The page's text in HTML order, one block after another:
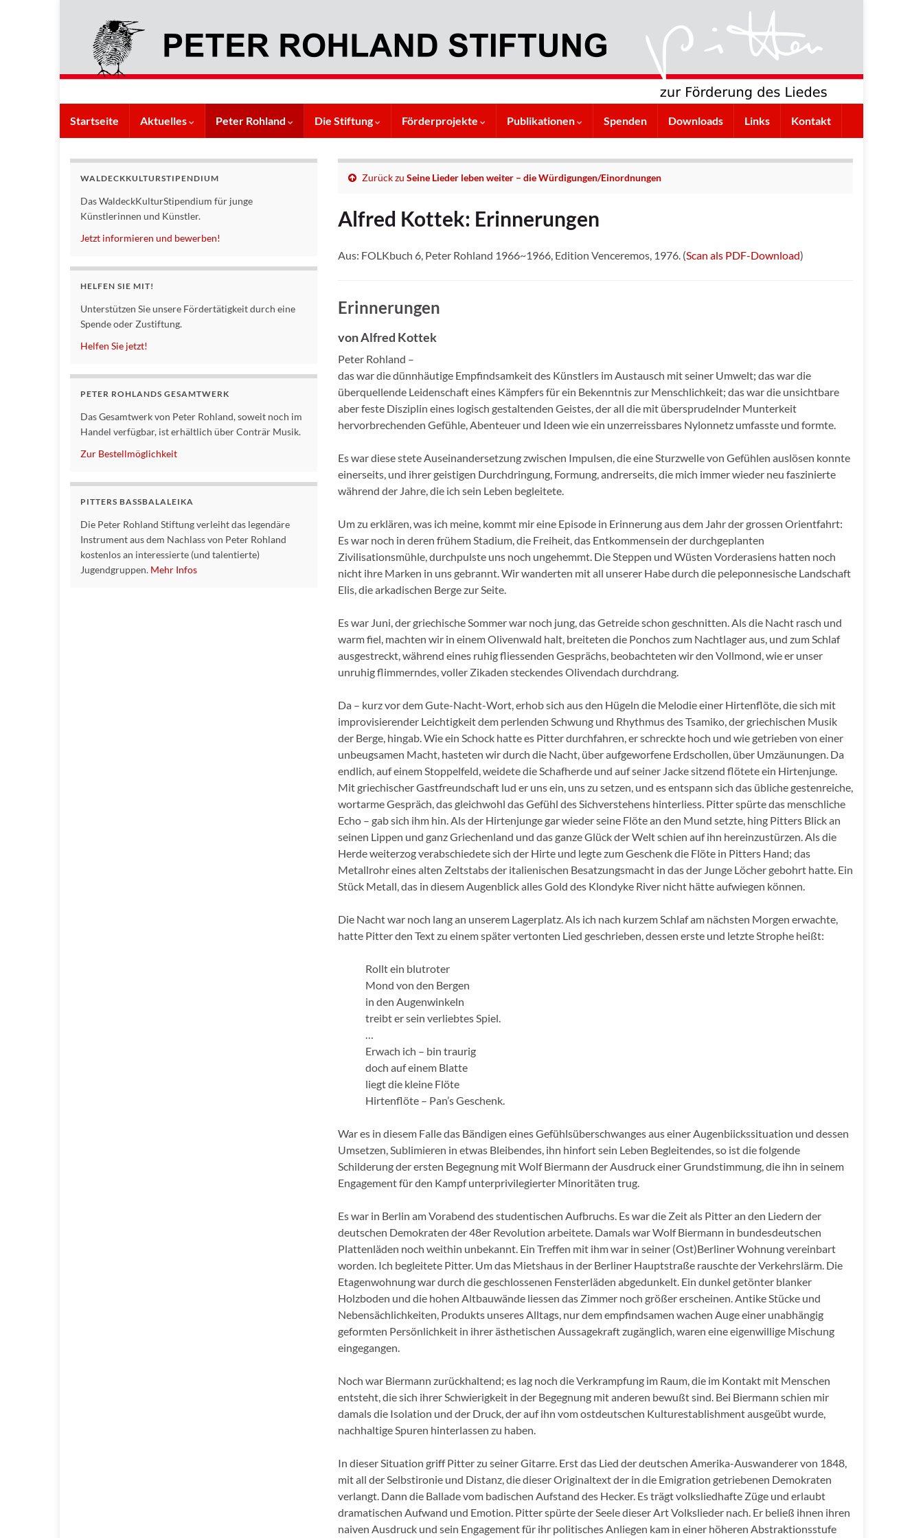
Startseite Aktuelles Peter Rohland Die Stiftung Förderprojekte Publikationen Spenden Downloads Links Kontakt
Zurück zu Seine Lieder leben weiter – die Würdigungen/Einordnungen
Alfred Kottek: Erinnerungen
Aus: FOLKbuch 6, Peter Rohland 1966~1966, Edition Venceremos, 1976. (Scan als PDF-Download)
Erinnerungen
von Alfred Kottek
Peter Rohland –
das war die dünnhäutige Empfindsamkeit des Künstlers im Austausch mit seiner Umwelt; das war die
überquellende Leidenschaft eines Kämpfers für ein Bekenntnis zur Menschlichkeit; das war die unsichtbare
aber feste Disziplin eines logisch gestaltenden Geistes, der all die mit übersprudelnder Munterkeit
hervorbrechenden Gefühle, Abenteuer und Ideen wie ein unzerreissbares Nylonnetz umfasste und formte.
Es war diese stete Auseinandersetzung zwischen Impulsen, die eine Sturzwelle von Gefühlen auslösen konnte
einerseits, und ihrer geistigen Durchdringung, Formung, andrerseits, die mich immer wieder neu faszinierte
während der Jahre, die ich sein Leben begleitete.
Um zu erklären, was ich meine, kommt mir eine Episode in Erinnerung aus dem Jahr der grossen Orientfahrt:
Es war noch in deren frühem Stadium, die Freiheit, das Entkommensein der durchgeplanten
Zivilisationsmühle, durchpulste uns noch ungehemmt. Die Steppen und Wüsten Vorderasiens hatten noch
nicht ihre Marken in uns gebrannt. Wir wanderten mit all unserer Habe durch die peleponnesische Landschaft
Elis, die arkadischen Berge zur Seite.
Es war Juni, der griechische Sommer war noch jung, das Getreide schon geschnitten. Als die Nacht rasch und
warm fiel, machten wir in einem Olivenwald halt, breiteten die Ponchos zum Nachtlager aus, und zum Schlaf
ausgestreckt, während eines ruhig fliessenden Gesprächs, beobachteten wir den Vollmond, wie er unser
unruhig flimmerndes, voller Zikaden steckendes Olivendach durchdrang.
Da – kurz vor dem Gute-Nacht-Wort, erhob sich aus den Hügeln die Melodie einer Hirtenflöte, die sich mit
improvisierender Leichtigkeit dem perlenden Schwung und Rhythmus des Tsamiko, der griechischen Musik
der Berge, hingab. Wie ein Schock hatte es Pitter durchfahren, er schreckte hoch und wie getrieben von einer
unbeugsamen Macht, hasteten wir durch die Nacht, über aufgeworfene Erdschollen, über Umzäunungen. Da
endlich, auf einem Stoppelfeld, weidete die Schafherde und auf seiner Jacke sitzend flötete ein Hirtenjunge.
Mit griechischer Gastfreundschaft lud er uns ein, uns zu setzen, und es entspann sich das übliche gestenreiche,
wortarme Gespräch, das gleichwohl das Gefühl des Sichverstehens hinterliess. Pitter spürte das menschliche
Echo – gab sich ihm hin. Als der Hirtenjunge gar wieder seine Flöte an den Mund setzte, hing Pitters Blick an
seinen Lippen und ganz Griechenland und das ganze Glück der Welt schien auf ihn hereinzustürzen. Als die
Herde weiterzog verabschiedete sich der Hirte und legte zum Geschenk die Flöte in Pitters Hand; das
Metallrohr eines alten Zeltstabs der italienischen Besatzungsmacht in das der Junge Löcher gebohrt hatte. Ein
Stück Metall, das in diesem Augenblick alles Gold des Klondyke River nicht hätte aufwiegen können.
Die Nacht war noch lang an unserem Lagerplatz. Als ich nach kurzem Schlaf am nächsten Morgen erwachte,
hatte Pitter den Text zu einem später vertonten Lied geschrieben, dessen erste und letzte Strophe heißt:
Rollt ein blutroter
Mond von den Bergen
in den Augenwinkeln
treibt er sein verliebtes Spiel.
…
Erwach ich – bin traurig
doch auf einem Blatte
liegt die kleine Flöte
Hirtenflöte – Pan’s Geschenk.
War es in diesem Falle das Bändigen eines Gefühlsüberschwanges aus einer Augenbiickssituation und dessen
Umsetzen, Sublimieren in etwas Bleibendes, ihn hinfort sein Leben Begleitendes, so ist die folgende
Schilderung der ersten Begegnung mit Wolf Biermann der Ausdruck einer Grundstimmung, die ihn in seinem
Engagement für den Kampf unterprivilegierter Minoritäten trug.
Es war in Berlin am Vorabend des studentischen Aufbruchs. Es war die Zeit als Pitter an den Liedern der
deutschen Demokraten der 48er Revolution arbeitete. Damals war Wolf Biermann in bundesdeutschen
Plattenläden noch weithin unbekannt. Ein Treffen mit ihm war in seiner (Ost)Berliner Wohnung vereinbart
worden. Ich begleitete Pitter. Um das Mietshaus in der Berliner Hauptstraße rauschte der Verkehrslärm. Die
Etagenwohnung war durch die geschlossenen Fensterläden abgedunkelt. Ein dunkel getönter blanker
Holzboden und die hohen Altbauwände liessen das Zimmer noch größer erscheinen. Antike Stücke und
Nebensächlichkeiten, Produkts unseres Alltags, nur dem empfindsamen wachen Auge einer unabhängig
geformten Persönlichkeit in ihrer ästhetischen Aussagekraft zugänglich, waren eine eigenwillige Mischung
eingegangen.
Noch war Biermann zurückhaltend; es lag noch die Verkrampfung im Raum, die im Kontakt mit Menschen
entsteht, die sich ihrer Schwierigkeit in der Begegnung mit anderen bewußt sind. Bei Biermann schien mir
damals die Isolation und der Druck, der auf ihn vom ostdeutschen Kulturestablishment ausgeübt wurde,
nachhaltige Spuren hinterlassen zu haben.
In dieser Situation griff Pitter zu seiner Gitarre. Erst das Lied der deutschen Amerika-Auswanderer von 1848,
mit all der Selbstironie und Distanz, die dieser Originaltext der in die Emigration getriebenen Demokraten
verlangt. Dann die Ballade vom badischen Aufstand des Hecker. Es trägt volksliedhafte Züge und erlaubt
dramatischen Aufwand und Emotion. Pitter spürte der Seele dieser Art Volkslieder nach. Er beließ ihnen ihren
naiven Ausdruck und sein Engagement für ihr politisches Anliegen kam in einer höheren Abstraktionsstufe
WALDECKKULTURSTIPENDIUM
Das WaldeckKulturStipendium für junge
Künstlerinnen und Künstler.
Jetzt informieren und bewerben!
HELFEN SIE MIT!
Unterstützen Sie unsere Fördertätigkeit durch eine
Spende oder Zustiftung.
Helfen Sie jetzt!
PETER ROHLANDS GESAMTWERK
Das Gesamtwerk von Peter Rohland, soweit noch im
Handel verfügbar, ist erhältlich über Conträr Musik.
Zur Bestellmöglichkeit
PITTERS BASSBALALEIKA
Die Peter Rohland Stiftung verleiht das legendäre
Instrument aus dem Nachlass von Peter Rohland
kostenlos an interessierte (und talentierte)
Jugendgruppen. Mehr Infos